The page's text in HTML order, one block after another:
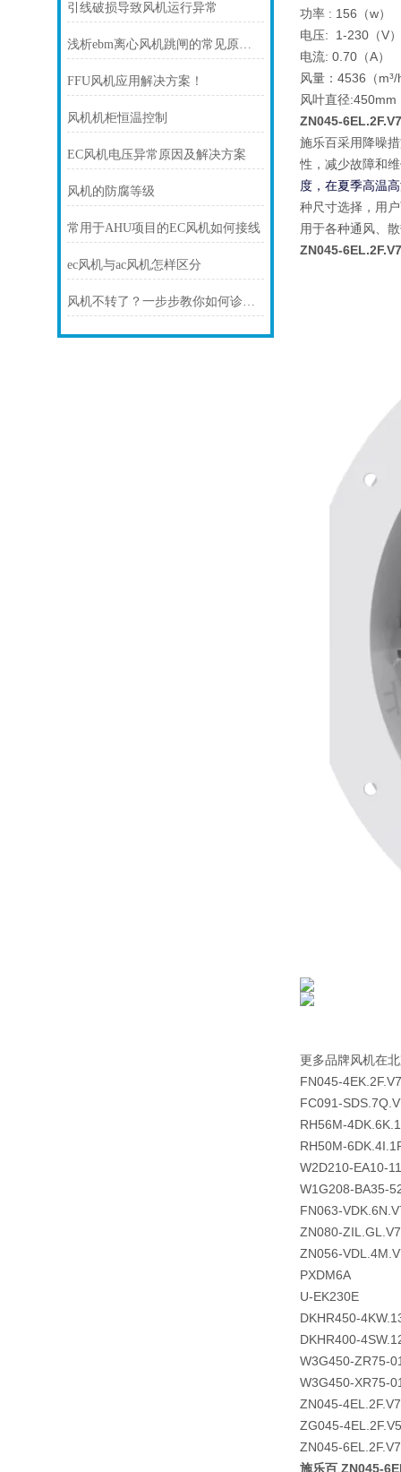
引线破损导致风机运行异常
浅析ebm离心风机跳闸的常见原因及处理方法
FFU风机应用解决方案！
风机机柜恒温控制
EC风机电压异常原因及解决方案
风机的防腐等级
常用于AHU项目的EC风机如何接线
ec风机与ac风机怎样区分
风机不转了？一步步教你如何诊断故障
功率 : 156（w）
电压: 1-230（V）
电流: 0.70（A）
风量：4536（m³/
风叶直径:450mm
ZN045-
施乐百采用降噪
性，减少故障和
度， 在夏季高温
种尺寸选择，用
用于各种通风、
ZN045-
更多品牌风机在
FN045-
FC091-
RH56M-
RH50M-
W2D210-EA10-11
W1G208-BA35-
FN063-
ZN080-
ZN056-
PXDM6A
U-EK230E
DKHR450-
DKHR400-
W3G450-ZR75-
W3G450-XR75-
ZN045-
ZG045-
ZN045-
施乐百 ZN045-